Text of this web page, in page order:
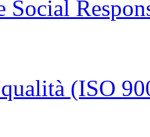
Social
(ISO